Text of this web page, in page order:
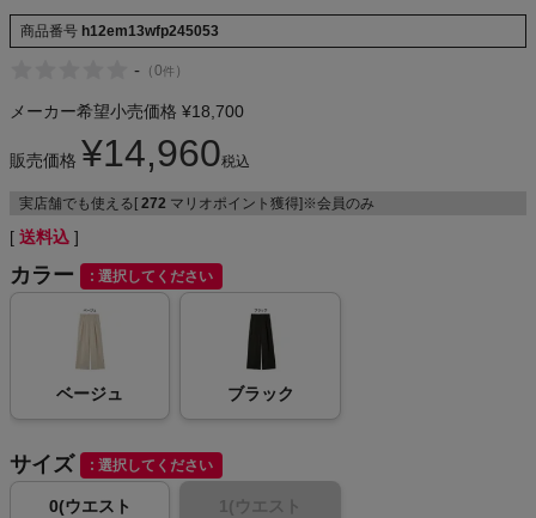
CHUMS
HOKA
もっと見る
メンズカジュアルウェア
レディースカジュアルウェア
メンズスポーツウェア
レディーススポーツウェア
商品番号 h12em13wfp245053
- （0件 ）
メーカー希望小売価格 ¥18,700
販売価格 ¥14,960税込
実店舗でも使える[ 272 マリオポイント獲得]※会員のみ
送料込
カラー 選択してください
ベージュ ブラック
サイズ 選択してください
0(ウエスト
1(ウエスト